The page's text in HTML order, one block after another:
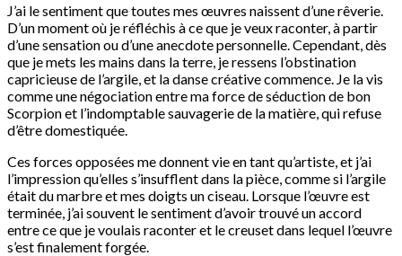
J’ai le sentiment que toutes mes œuvres naissent d’une rêverie.
D’un moment où je réfléchis à ce que je veux raconter, à partir
d’une sensation ou d’une anecdote personnelle. Cependant, dès
que je mets les mains dans la terre, je ressens l’obstination
capricieuse de l’argile, et la danse créative commence. Je la vis
comme une négociation entre ma force de séduction de bon
Scorpion et l’indomptable sauvagerie de la matière, qui refuse
d’être domestiquée.
Ces forces opposées me donnent vie en tant qu’artiste, et j’ai
l’impression qu’elles s’insufflent dans la pièce, comme si l’argile
était du marbre et mes doigts un ciseau. Lorsque l’œuvre est
terminée, j’ai souvent le sentiment d’avoir trouvé un accord
entre ce que je voulais raconter et le creuset dans lequel l’œuvre
s’est finalement forgée.